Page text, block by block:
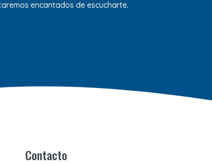
encantados de escucharte.
Contacto